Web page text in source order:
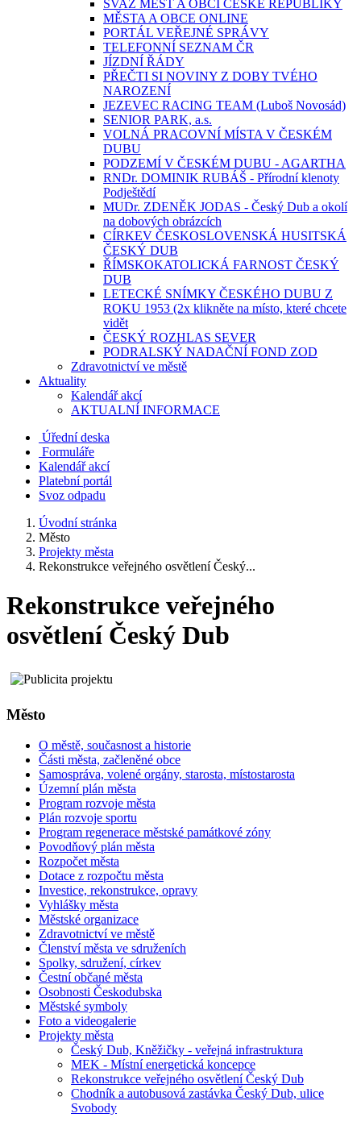
SVAZ MĚST A OBCÍ ČESKÉ REPUBLIKY
MĚSTA A OBCE ONLINE
PORTÁL VEŘEJNÉ SPRÁVY
TELEFONNÍ SEZNAM ČR
JÍZDNÍ ŘÁDY
PŘEČTI SI NOVINY Z DOBY TVÉHO
NAROZENÍ
JEZEVEC RACING TEAM (Luboš Novosád)
SENIOR PARK, a.s.
VOLNÁ PRACOVNÍ MÍSTA V ČESKÉM
DUBU
PODZEMÍ V ČESKÉM DUBU - AGARTHA
RNDr. DOMINIK RUBÁŠ - Přírodní klenoty
Podještědí
MUDr. ZDENĚK JODAS - Český Dub a okolí
na dobových obrázcích
CÍRKEV ČESKOSLOVENSKÁ HUSITSKÁ
ČESKÝ DUB
ŘÍMSKOKATOLICKÁ FARNOST ČESKÝ
DUB
LETECKÉ SNÍMKY ČESKÉHO DUBU Z
ROKU 1953 (2x klikněte na místo, které chcete
vidět
ČESKÝ ROZHLAS SEVER
PODRALSKÝ NADAČNÍ FOND ZOD
Zdravotnictví ve městě
Aktuality
Kalendář akcí
AKTUALNÍ INFORMACE
Úřední deska
Formuláře
Kalendář akcí
Platební portál
Svoz odpadu
Úvodní stránka
Město
Projekty města
Rekonstrukce veřejného osvětlení Český...
Rekonstrukce veřejného
osvětlení Český Dub
Město
O městě, současnost a historie
Části města, začleněné obce
Samospráva, volené orgány, starosta, místostarosta
Územní plán města
Program rozvoje města
Plán rozvoje sportu
Program regenerace městské památkové zóny
Povodňový plán města
Rozpočet města
Dotace z rozpočtu města
Investice, rekonstrukce, opravy
Vyhlášky města
Městské organizace
Zdravotnictví ve městě
Členství města ve sdruženích
Spolky, sdružení, církev
Čestní občané města
Osobnosti Českodubska
Městské symboly
Foto a videogalerie
Projekty města
Český Dub, Kněžičky - veřejná infrastruktura
MEK - Místní energetická koncepce
Rekonstrukce veřejného osvětlení Český Dub
Chodník a autobusová zastávka Český Dub, ulice
Svobody